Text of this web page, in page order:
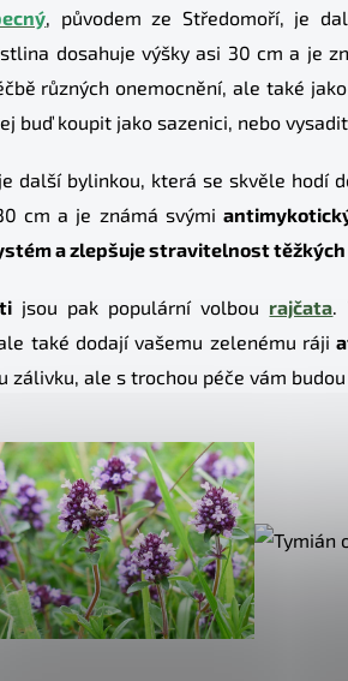
, původem ze Středomoří, je
dosahuje výšky asi 30 cm a je
různých onemocnění, ale také jako
buď koupit jako sazenici, nebo
je další bylinkou, která se skvěle hodí
cm a je známá svými
a zlepšuje stravitelnost
jsou pak populární volbou rajčata.
také dodají vašemu zelenému ráji
zálivku, ale s trochou péče vám